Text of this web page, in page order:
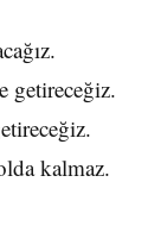
getireceğiz.
kalmaz.